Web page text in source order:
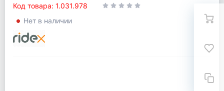
Код товара: 1.031.978
Нет в наличии